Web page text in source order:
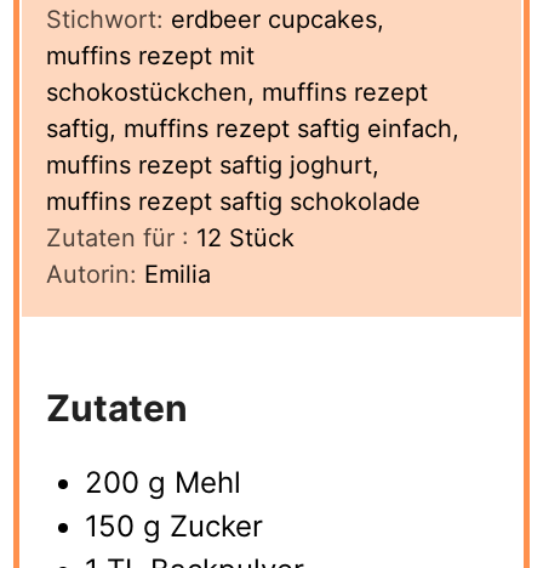
Stichwort: erdbeer cupcakes,
muffins rezept mit
schokostückchen, muffins rezept
saftig, muffins rezept saftig einfach,
muffins rezept saftig joghurt,
muffins rezept saftig schokolade
Zutaten für : 12 Stück
Autorin: Emilia
Zutaten
200 g Mehl
150 g Zucker